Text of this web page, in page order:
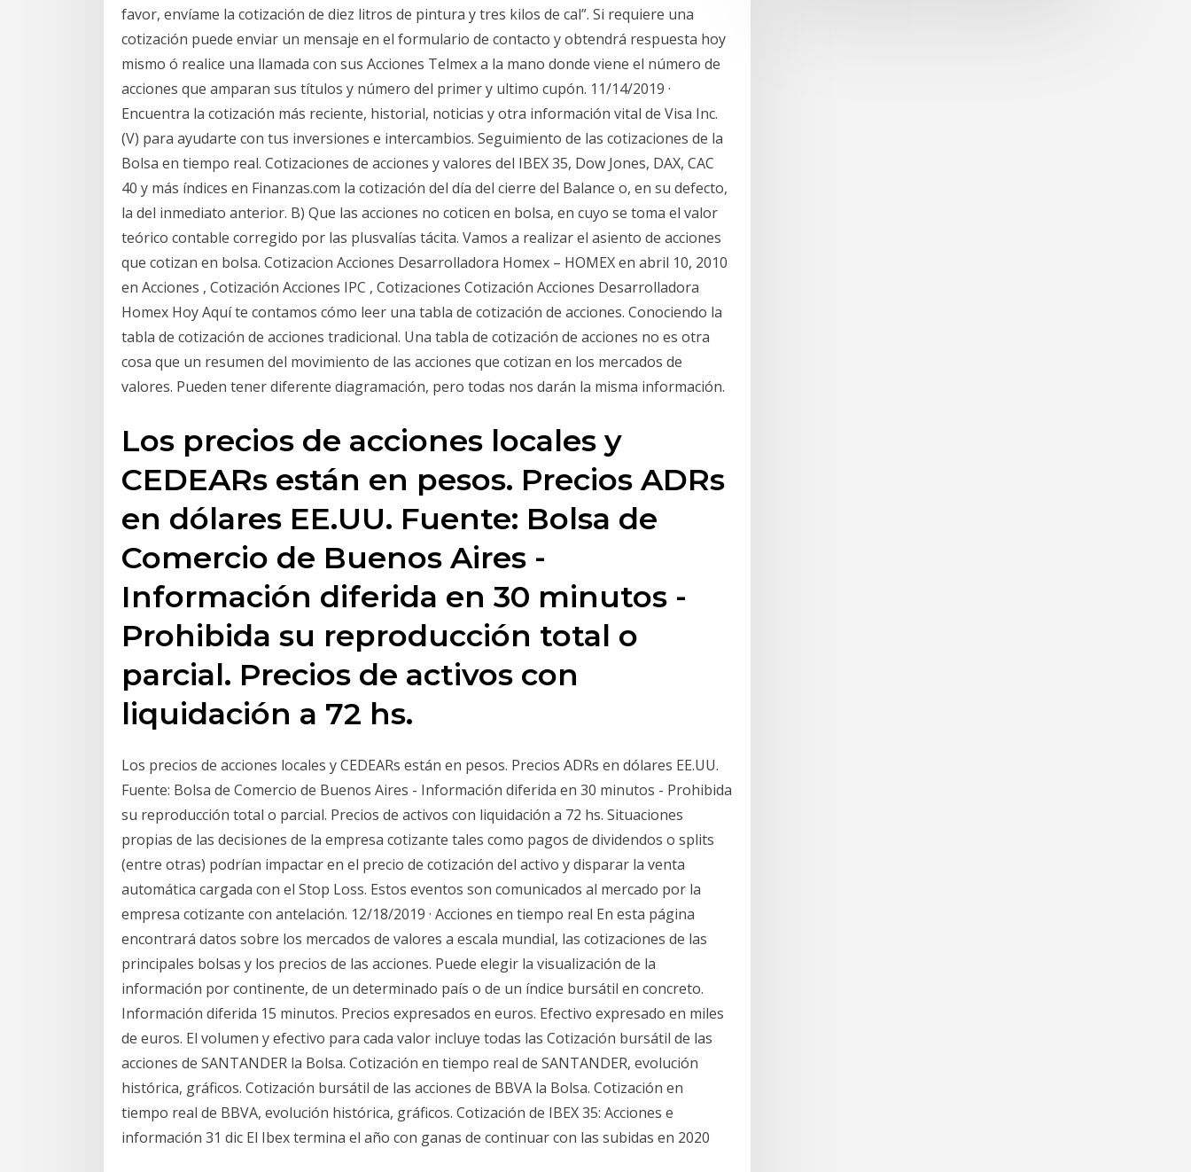
favor, envíame la cotización de diez litros de pintura y tres kilos de cal”. Si requiere una
cotización puede enviar un mensaje en el formulario de contacto y obtendrá respuesta hoy
mismo ó realice una llamada con sus Acciones Telmex a la mano donde viene el número de
acciones que amparan sus títulos y número del primer y ultimo cupón. 11/14/2019 ·
Encuentra la cotización más reciente, historial, noticias y otra información vital de Visa Inc.
(V) para ayudarte con tus inversiones e intercambios. Seguimiento de las cotizaciones de la
Bolsa en tiempo real. Cotizaciones de acciones y valores del IBEX 35, Dow Jones, DAX, CAC
40 y más índices en Finanzas.com la cotización del día del cierre del Balance o, en su defecto,
la del inmediato anterior. B) Que las acciones no coticen en bolsa, en cuyo se toma el valor
teórico contable corregido por las plusvalías tácita. Vamos a realizar el asiento de acciones
que cotizan en bolsa. Cotizacion Acciones Desarrolladora Homex – HOMEX en abril 10, 2010
en Acciones , Cotización Acciones IPC , Cotizaciones Cotización Acciones Desarrolladora
Homex Hoy Aquí te contamos cómo leer una tabla de cotización de acciones. Conociendo la
tabla de cotización de acciones tradicional. Una tabla de cotización de acciones no es otra
cosa que un resumen del movimiento de las acciones que cotizan en los mercados de
valores. Pueden tener diferente diagramación, pero todas nos darán la misma información.
Los precios de acciones locales y
CEDEARs están en pesos. Precios ADRs
en dólares EE.UU. Fuente: Bolsa de
Comercio de Buenos Aires -
Información diferida en 30 minutos -
Prohibida su reproducción total o
parcial. Precios de activos con
liquidación a 72 hs.
Los precios de acciones locales y CEDEARs están en pesos. Precios ADRs en dólares EE.UU.
Fuente: Bolsa de Comercio de Buenos Aires - Información diferida en 30 minutos - Prohibida
su reproducción total o parcial. Precios de activos con liquidación a 72 hs. Situaciones
propias de las decisiones de la empresa cotizante tales como pagos de dividendos o splits
(entre otras) podrían impactar en el precio de cotización del activo y disparar la venta
automática cargada con el Stop Loss. Estos eventos son comunicados al mercado por la
empresa cotizante con antelación. 12/18/2019 · Acciones en tiempo real En esta página
encontrará datos sobre los mercados de valores a escala mundial, las cotizaciones de las
principales bolsas y los precios de las acciones. Puede elegir la visualización de la
información por continente, de un determinado país o de un índice bursátil en concreto.
Información diferida 15 minutos. Precios expresados en euros. Efectivo expresado en miles
de euros. El volumen y efectivo para cada valor incluye todas las Cotización bursátil de las
acciones de SANTANDER la Bolsa. Cotización en tiempo real de SANTANDER, evolución
histórica, gráficos. Cotización bursátil de las acciones de BBVA la Bolsa. Cotización en
tiempo real de BBVA, evolución histórica, gráficos. Cotización de IBEX 35: Acciones e
información 31 dic El Ibex termina el año con ganas de continuar con las subidas en 2020